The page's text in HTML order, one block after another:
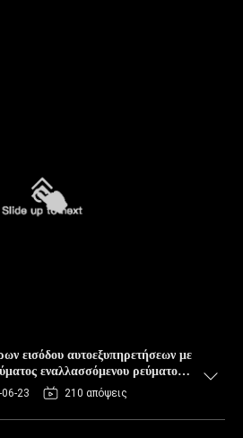
εισόδου αυτοεξυπηρετήσεων με
εναλλασσόμενου ρεύματος
23 210 απόψεις